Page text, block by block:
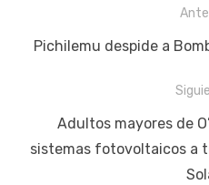
dePublicación
Pichilemu despide a
Siguiente
publicación:
Adultos mayores de
sistemas fotovoltaicos a